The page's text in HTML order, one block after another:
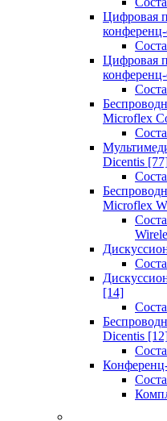
Цифровая
Цифровая
Microflex
Dicentis
Microflex
[14]
Dicentis